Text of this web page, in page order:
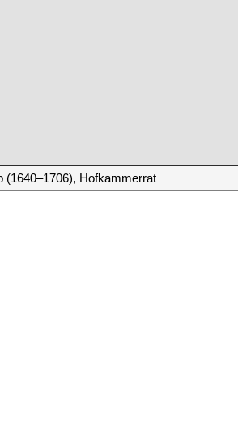
(1640–1706), Hofkammerrat